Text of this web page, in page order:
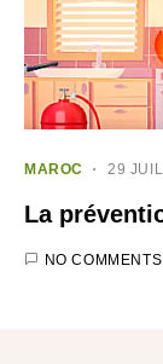
MAROC 29
La
NO COMMENTS